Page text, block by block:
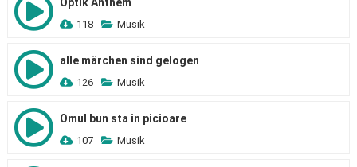
118 Musik
alle märchen sind gelogen
126 Musik
Omul bun sta in picioare
107 Musik